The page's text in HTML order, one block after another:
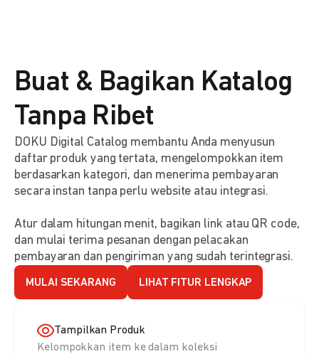
Buat & Bagikan Katalog
Tanpa Ribet
DOKU Digital Catalog membantu Anda menyusun
daftar produk yang tertata, mengelompokkan item
berdasarkan kategori, dan menerima pembayaran
secara instan tanpa perlu website atau integrasi.
Atur dalam hitungan menit, bagikan link atau QR code,
dan mulai terima pesanan dengan pelacakan
pembayaran dan pengiriman yang sudah terintegrasi.
MULAI SEKARANG LIHAT FITUR LENGKAP
Tampilkan Produk
Kelompokkan item ke dalam koleksi